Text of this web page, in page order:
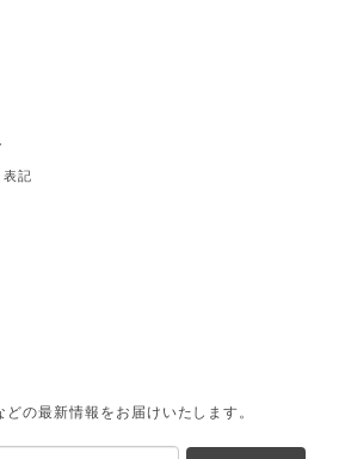
記
の最新情報をお届けいたします。